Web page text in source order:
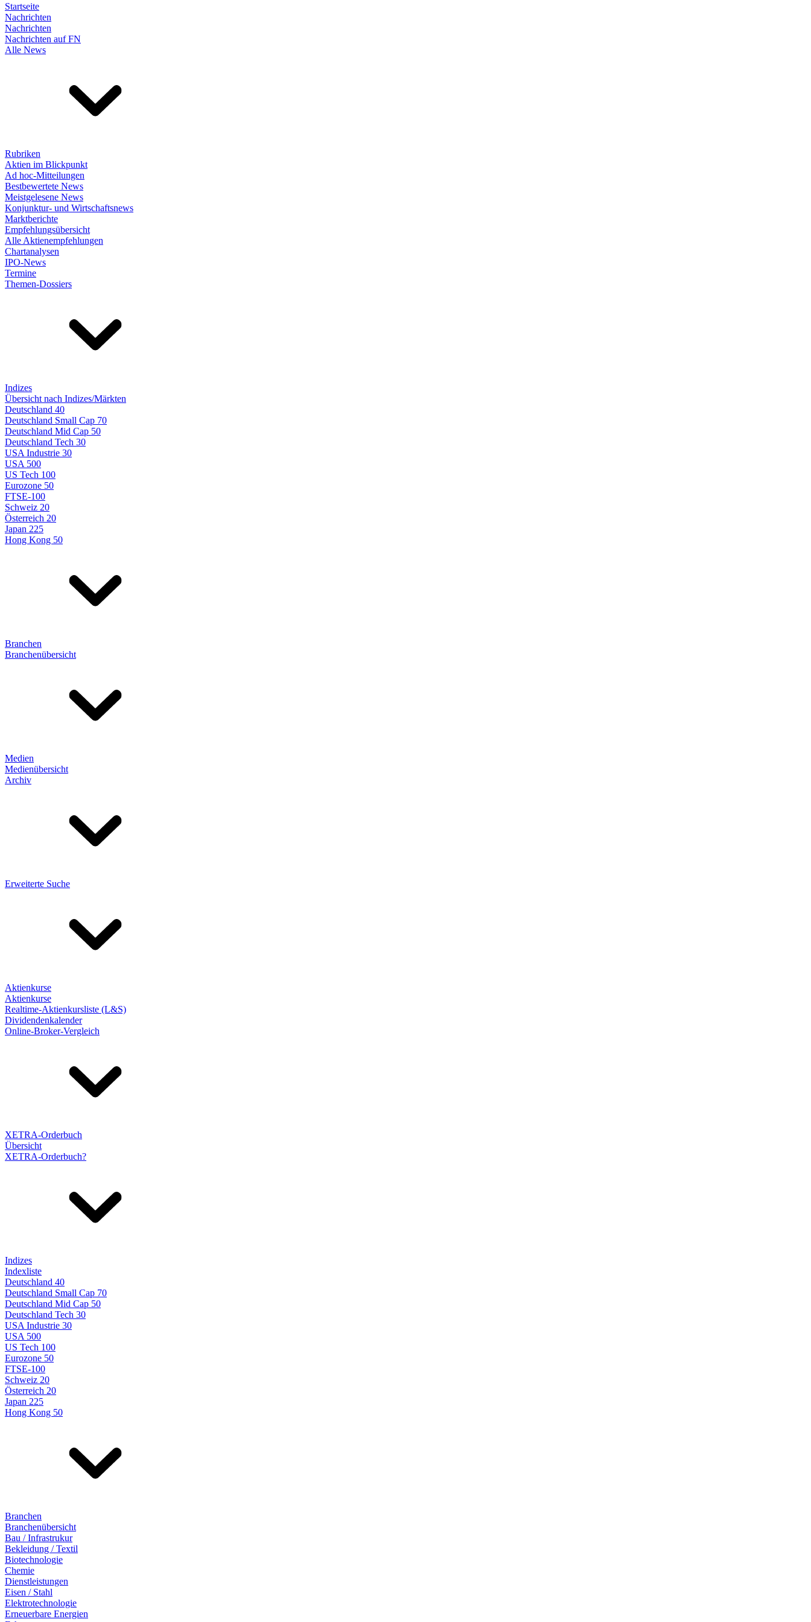
Startseite
Nachrichten
Nachrichten
Nachrichten auf FN
Alle News
Rubriken
Aktien im Blickpunkt
Ad hoc-Mitteilungen
Bestbewertete News
Meistgelesene News
Konjunktur- und Wirtschaftsnews
Marktberichte
Empfehlungsübersicht
Alle Aktienempfehlungen
Chartanalysen
IPO-News
Termine
Themen-Dossiers
Indizes
Übersicht nach Indizes/Märkten
Deutschland 40
Deutschland Small Cap 70
Deutschland Mid Cap 50
Deutschland Tech 30
USA Industrie 30
USA 500
US Tech 100
Eurozone 50
FTSE-100
Schweiz 20
Österreich 20
Japan 225
Hong Kong 50
Branchen
Branchenübersicht
Medien
Medienübersicht
Archiv
Erweiterte Suche
Aktienkurse
Aktienkurse
Realtime-Aktienkursliste (L&S)
Dividendenkalender
Online-Broker-Vergleich
XETRA-Orderbuch
Übersicht
XETRA-Orderbuch?
Indizes
Indexliste
Deutschland 40
Deutschland Small Cap 70
Deutschland Mid Cap 50
Deutschland Tech 30
USA Industrie 30
USA 500
US Tech 100
Eurozone 50
FTSE-100
Schweiz 20
Österreich 20
Japan 225
Hong Kong 50
Branchen
Branchenübersicht
Bau / Infrastrukur
Bekleidung / Textil
Biotechnologie
Chemie
Dienstleistungen
Eisen / Stahl
Elektrotechnologie
Erneuerbare Energien